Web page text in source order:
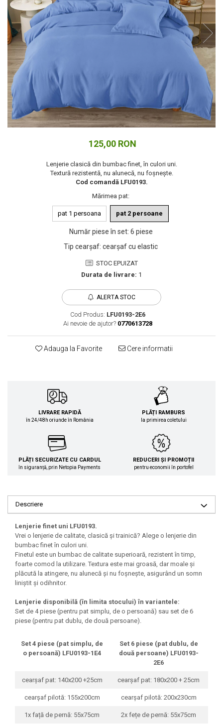
Cuverturi bumbac
Cuverturi catifea
Huse de protecție
Huse de protectie pat finet
Huse de protecție scaun
Prosoape
Prosoape de baie
Electrocasnice
Cântare electronice
Produse de cult religios
125,00 RON
Lenjerie clasică din bumbac finet, în culori uni.
Textură rezistentă, nu alunecă, nu foșnește.
Cod comandă LFU0193.
Mărimea pat:
pat 1 persoana pat 2 persoane
Număr piese în set: 6 piese
Tip cearșaf: cearșaf cu elastic
STOC EPUIZAT
Durata de livrare: 1
ALERTA STOC
Cod Produs: LFU0193-2E6
Ai nevoie de ajutor? 0770613728
Adauga la Favorite Cere informatii
LIVRARE RAPIDĂ
în 24/48h oriunde în România
PLĂȚI RAMBURS
la primirea coletului
PLĂȚI SECURIZATE CU CARDUL
în siguranță, prin Netopia Payments
REDUCERI ȘI PROMOȚII
pentru economii în portofel
Descriere
Lenjerie finet uni LFU0193.
Vrei o lenjerie de calitate, clasică și trainică? Alege o lenjerie din
bumbac finet în culori uni.
Finetul este un bumbac de calitate superioară, rezistent în timp,
foarte comod la utilizare. Textura este mai groasă, dar moale și
plăcută la atingere, nu alunecă și nu foșnește, asigurând un somn
liniștit și odihnitor.
Lenjerie disponibilă (în limita stocului) în variantele:
Set de 4 piese (pentru pat simplu, de o persoană) sau set de 6
piese (pentru pat dublu, de două persoane).
Set 4 piese (pat simplu, de
o persoană) LFU0193-1E4
Set 6 piese (pat dublu, de
două persoane) LFU0193-
2E6
cearșaf pat: 140x200 +25cm cearșaf pat: 180x200 + 25cm
cearșaf pilotă: 155x200cm cearșaf pilotă: 200x230cm
1x față de pernă: 55x75cm 2x fețe de pernă: 55x75cm